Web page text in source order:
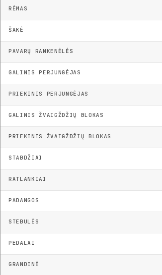
RĖMAS
ŠAKĖ
PAVARŲ RANKENĖLĖS
GALINIS PERJUNGĖJAS
PRIEKINIS PERJUNGĖJAS
GALINIS ŽVAIGŽDŽIŲ BLOKAS
PRIEKINIS ŽVAIGŽDŽIŲ BLOKAS
STABDŽIAI
RATLANKIAI
PADANGOS
STEBULĖS
PEDALAI
GRANDINĖ